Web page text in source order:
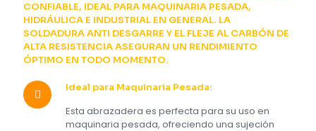
CONFIABLE, IDEAL PARA MAQUINARIA PESADA,
HIDRÁULICA E INDUSTRIAL EN GENERAL. LA
SOLDADURA ANTI DESGARRE Y EL FLEJE AL CARBÓN DE
ALTA RESISTENCIA ASEGURAN UN RENDIMIENTO
ÓPTIMO EN TODO MOMENTO.
Ideal para Maquinaria Pesada:
Esta abrazadera es perfecta para su uso en
maquinaria pesada, ofreciendo una sujeción